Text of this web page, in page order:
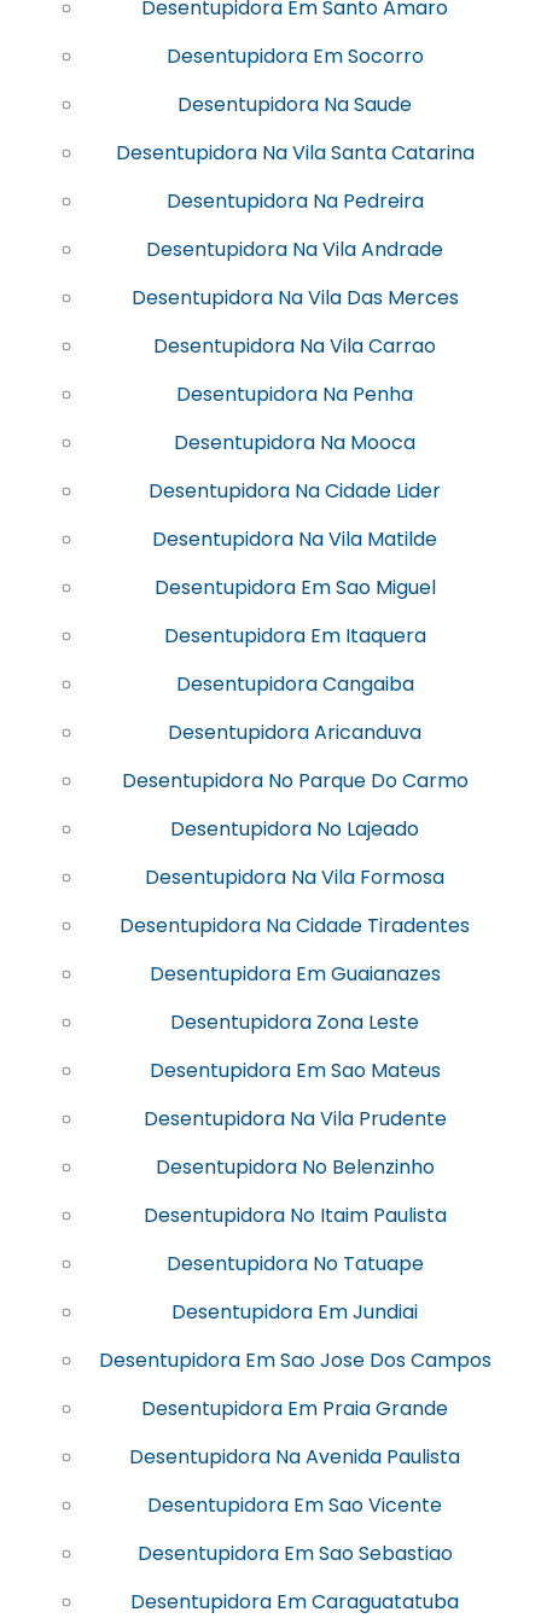
Desentupidora Em Santo Amaro
Desentupidora Em Socorro
Desentupidora Na Saude
Desentupidora Na Vila Santa Catarina
Desentupidora Na Pedreira
Desentupidora Na Vila Andrade
Desentupidora Na Vila Das Merces
Desentupidora Na Vila Carrao
Desentupidora Na Penha
Desentupidora Na Mooca
Desentupidora Na Cidade Lider
Desentupidora Na Vila Matilde
Desentupidora Em Sao Miguel
Desentupidora Em Itaquera
Desentupidora Cangaiba
Desentupidora Aricanduva
Desentupidora No Parque Do Carmo
Desentupidora No Lajeado
Desentupidora Na Vila Formosa
Desentupidora Na Cidade Tiradentes
Desentupidora Em Guaianazes
Desentupidora Zona Leste
Desentupidora Em Sao Mateus
Desentupidora Na Vila Prudente
Desentupidora No Belenzinho
Desentupidora No Itaim Paulista
Desentupidora No Tatuape
Desentupidora Em Jundiai
Desentupidora Em Sao Jose Dos Campos
Desentupidora Em Praia Grande
Desentupidora Na Avenida Paulista
Desentupidora Em Sao Vicente
Desentupidora Em Sao Sebastiao
Desentupidora Em Caraguatatuba